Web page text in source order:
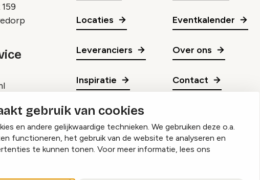
gebruik van cookies
en andere gelijkwaardige technieken. We gebruiken deze o.a.
functioneren, het gebruik van de website te analyseren en
te kunnen tonen. Voor meer informatie, lees ons
Locaties
Leveranciers
Inspiratie
Eventkalender
Over ons
Contact